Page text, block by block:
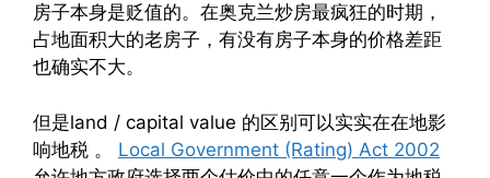
房子本身是贬值的。在奥克兰炒房最疯狂的时期，
占地面积大的老房子，有没有房子本身的价格差距
也确实不大。
但是land / capital value 的区别可以实实在在地影
响地税 。 Local Government (Rating) Act 2002